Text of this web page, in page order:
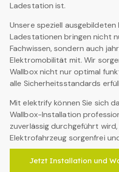
Ladestation ist.
Unsere speziell ausgebildeten
Ladestationen bringen nicht
Fachwissen, sondern auch
Elektromobilität mit. Wir
Wallbox nicht nur optimal
alle Sicherheitsstandards
Mit elektrify können Sie sich
Wallbox-Installation
zuverlässig durchgeführt wird,
Elektrofahrzeug sorgenfrei
Jetzt Installation und